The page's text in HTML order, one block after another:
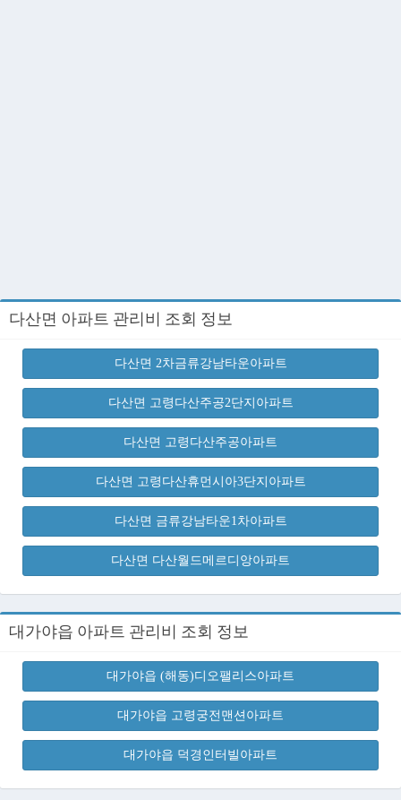
다산면 아파트 관리비 조회 정보
다산면 2차금류강남타운아파트
다산면 고령다산주공2단지아파트
다산면 고령다산주공아파트
다산면 고령다산휴먼시아3단지아파트
다산면 금류강남타운1차아파트
다산면 다산월드메르디앙아파트
대가야읍 아파트 관리비 조회 정보
대가야읍 (해동)디오팰리스아파트
대가야읍 고령궁전맨션아파트
대가야읍 덕경인터빌아파트